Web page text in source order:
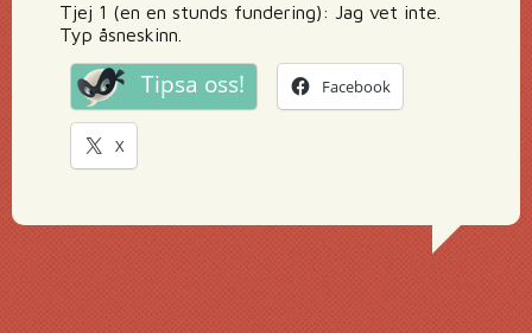
Tjej 1 (en en stunds fundering): Jag vet inte.
Typ åsneskinn.
Tipsa oss! Facebook
X